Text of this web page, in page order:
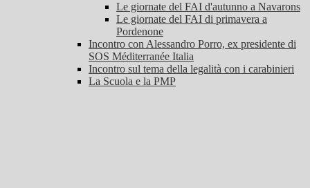
Le giornate del FAI d'autunno a Navarons
Le giornate del FAI di primavera a
Pordenone
Incontro con Alessandro Porro, ex presidente di
SOS Méditerranée Italia
Incontro sul tema della legalità con i carabinieri
La Scuola e la PMP